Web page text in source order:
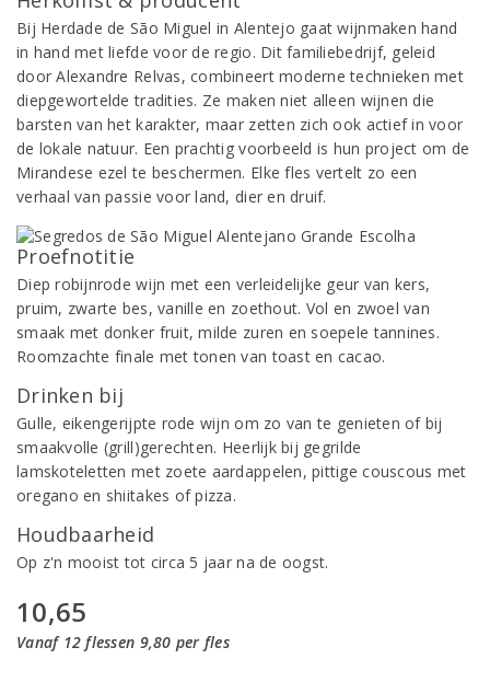
Bij Herdade de São Miguel in Alentejo gaat wijnmaken hand
in hand met liefde voor de regio. Dit familiebedrijf, geleid
door Alexandre Relvas, combineert moderne technieken met
diepgewortelde tradities. Ze maken niet alleen wijnen die
barsten van het karakter, maar zetten zich ook actief in voor
de lokale natuur. Een prachtig voorbeeld is hun project om de
Mirandese ezel te beschermen. Elke fles vertelt zo een
verhaal van passie voor land, dier en druif.
Proefnotitie
Diep robijnrode wijn met een verleidelijke geur van kers,
pruim, zwarte bes, vanille en zoethout. Vol en zwoel van
smaak met donker fruit, milde zuren en soepele tannines.
Roomzachte finale met tonen van toast en cacao.
Drinken bij
Gulle, eikengerijpte rode wijn om zo van te genieten of bij
smaakvolle (grill)gerechten. Heerlijk bij gegrilde
lamskoteletten met zoete aardappelen, pittige couscous met
oregano en shiitakes of pizza.
Houdbaarheid
Op z'n mooist tot circa 5 jaar na de oogst.
10,65
Vanaf 12 flessen 9,80 per fles